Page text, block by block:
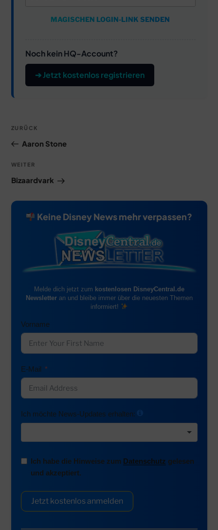
MAGISCHEN LOGIN-LINK SENDEN
Noch kein HQ-Account?
➔ Jetzt kostenlos registrieren
Beitragsnavigation
Vorheriger
Beitrag
ZURÜCK
Aaron Stone
Nächster
Beitrag
WEITER
Bizaardvark
Keine Disney News mehr verpassen?
Melde dich jetzt zum kostenlosen DisneyCentral.de
Newsletteran und bleibe immer über die neuesten Themen
informiert!
Vorname
E-Mail
Ich möchte News-Updates erhalten:
Ich habe die Hinweise zum Datenschutz gelesen
und akzeptiert.
Jetzt kostenlos anmelden